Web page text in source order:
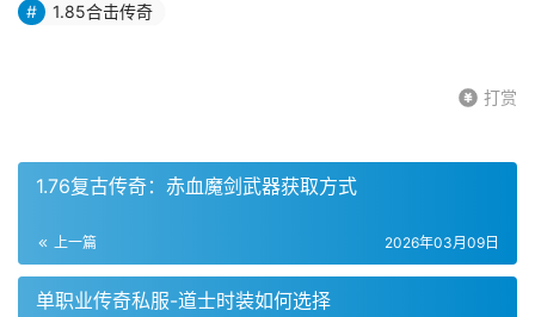
1.85合击传奇
打赏
1.76复古传奇：赤血魔剑武器获取方式
上一篇 2026年03月09日
单职业传奇私服-道士时装如何选择